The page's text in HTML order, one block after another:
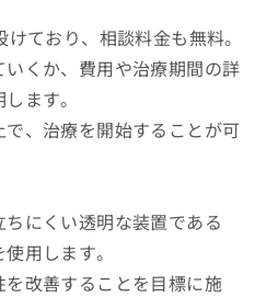
ており、相談料金も無料。
くか、費用や治療期間の詳
ます。
、治療を開始することが可
にくい透明な装置である
用します。
改善することを目標に施